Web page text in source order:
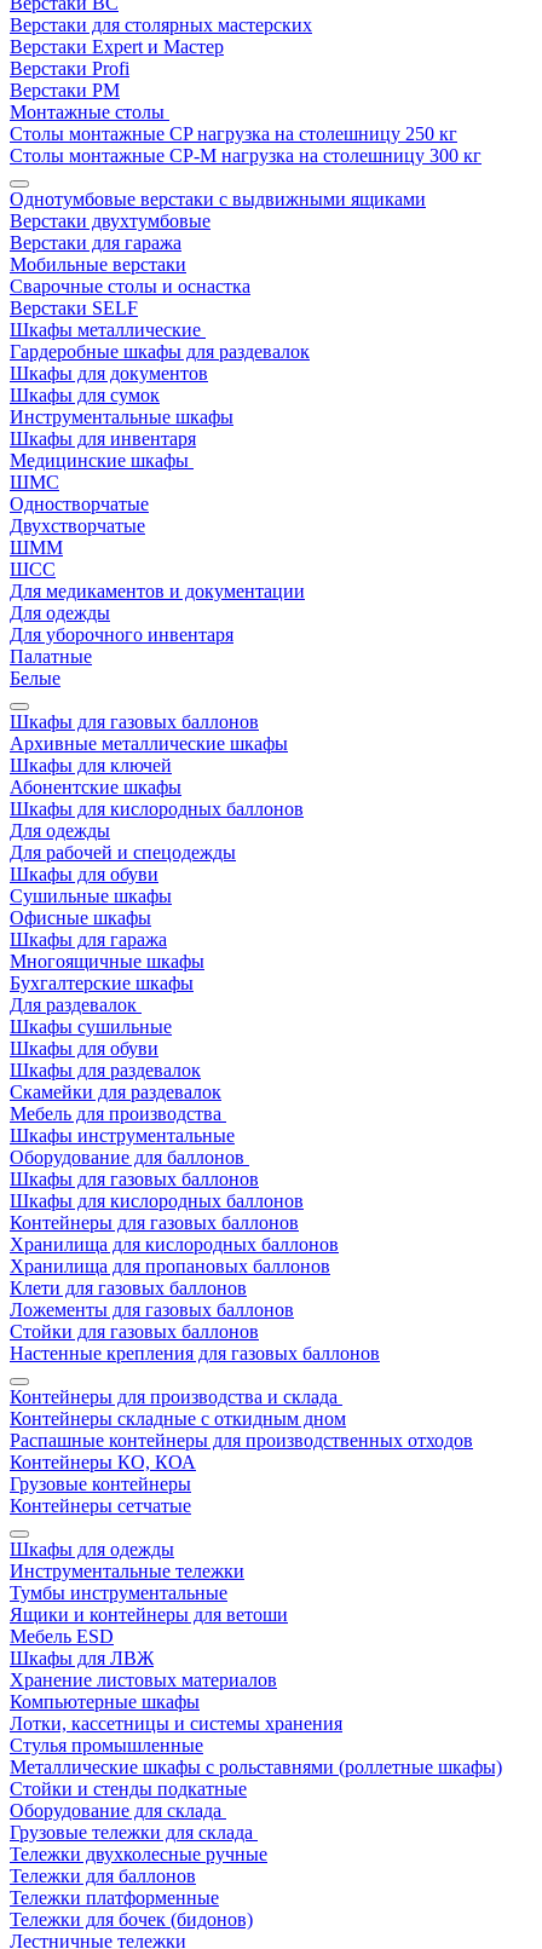
Верстаки для столярных мастерских
Верстаки Expert и Мастер
Верстаки Profi
Верстаки РМ
Монтажные столы
Столы монтажные СP нагрузка на столешницу 250 кг
Столы монтажные СР-М нагрузка на столешницу 300 кг
Однотумбовые верстаки с выдвижными ящиками
Верстаки двухтумбовые
Верстаки для гаража
Мобильные верстаки
Сварочные столы и оснастка
Верстаки SELF
Шкафы металлические
Гардеробные шкафы для раздевалок
Шкафы для документов
Шкафы для сумок
Инструментальные шкафы
Шкафы для инвентаря
Медицинские шкафы
ШМС
Одностворчатые
Двухстворчатые
ШММ
ШСС
Для медикаментов и документации
Для одежды
Для уборочного инвентаря
Палатные
Белые
Шкафы для газовых баллонов
Архивные металлические шкафы
Шкафы для ключей
Абонентские шкафы
Шкафы для кислородных баллонов
Для одежды
Для рабочей и спецодежды
Шкафы для обуви
Сушильные шкафы
Офисные шкафы
Шкафы для гаража
Многоящичные шкафы
Бухгалтерские шкафы
Для раздевалок
Шкафы сушильные
Шкафы для обуви
Шкафы для раздевалок
Скамейки для раздевалок
Мебель для производства
Шкафы инструментальные
Оборудование для баллонов
Шкафы для газовых баллонов
Шкафы для кислородных баллонов
Контейнеры для газовых баллонов
Хранилища для кислородных баллонов
Хранилища для пропановых баллонов
Клети для газовых баллонов
Ложементы для газовых баллонов
Стойки для газовых баллонов
Настенные крепления для газовых баллонов
Контейнеры для производства и склада
Контейнеры складные с откидным дном
Распашные контейнеры для производственных отходов
Контейнеры КО, КОА
Грузовые контейнеры
Контейнеры сетчатые
Шкафы для одежды
Инструментальные тележки
Тумбы инструментальные
Ящики и контейнеры для ветоши
Мебель ESD
Шкафы для ЛВЖ
Хранение листовых материалов
Компьютерные шкафы
Лотки, кассетницы и системы хранения
Стулья промышленные
Металлические шкафы с рольставнями (роллетные шкафы)
Стойки и стенды подкатные
Оборудование для склада
Грузовые тележки для склада
Тележки двухколесные ручные
Тележки для баллонов
Тележки платформенные
Тележки для бочек (бидонов)
Лестничные тележки